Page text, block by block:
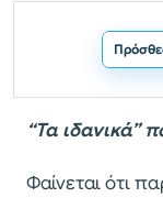
“Τα ιδανικά”
Φαίνεται ότι